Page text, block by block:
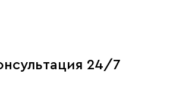
24/7